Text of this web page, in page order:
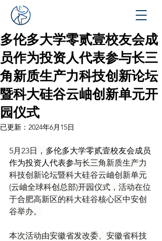
多伦多大学零贰壹校友会成
员作为投资人代表参与长三
角新质生产力科技创新论坛
暨科大硅谷云岫创新单元开
园仪式
已更新： 2024年6月15日
5月23日， 多伦多大学零贰壹校友会成员
作为投资人代表参与长三角新质生产力
科技创新论坛暨科大硅谷云岫创新单元
(云岫全球科创总部)开园仪式，活动在位
于合肥高新区的科大硅谷核心区中安创
谷举办。
本次活动由安徽省发改委、安徽省科技